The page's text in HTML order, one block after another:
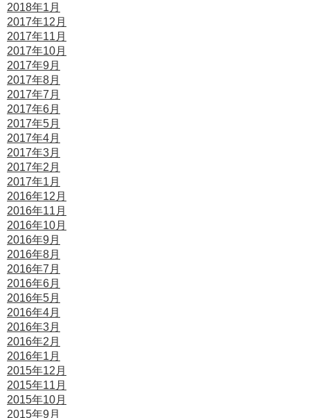
2018年1月
2017年12月
2017年11月
2017年10月
2017年9月
2017年8月
2017年7月
2017年6月
2017年5月
2017年4月
2017年3月
2017年2月
2017年1月
2016年12月
2016年11月
2016年10月
2016年9月
2016年8月
2016年7月
2016年6月
2016年5月
2016年4月
2016年3月
2016年2月
2016年1月
2015年12月
2015年11月
2015年10月
2015年9月